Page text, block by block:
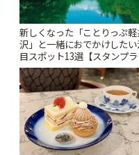
新しくなった「ことりっぷ
沢」と一緒におでかけした
目スポット13選【スタンプ
ー開催中】 | ことりっぷ